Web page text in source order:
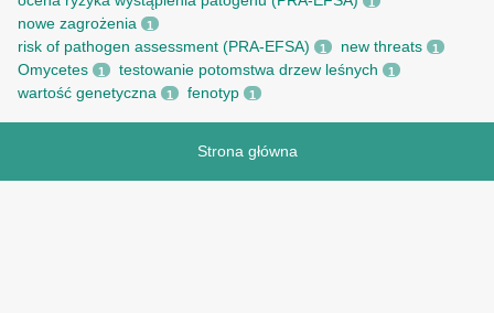
nowe zagrożenia 1
risk of pathogen assessment (PRA-EFSA) 1 new threats 1
Omycetes 1 testowanie potomstwa drzew leśnych 1
wartość genetyczna 1 fenotyp 1
Strona główna